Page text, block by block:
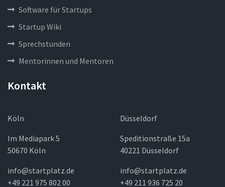
Software für Startups
Startup Wiki
Sprechstunden
Mentorinnen und Mentoren
Kontakt
Köln
Im Mediapark 5
50670 Köln
info@startplatz.de
+49 221 975 802 00
Düsseldorf
Speditionstraße 15a
40221 Düsseldorf
info@startplatz.de
+49 211 936 725 20